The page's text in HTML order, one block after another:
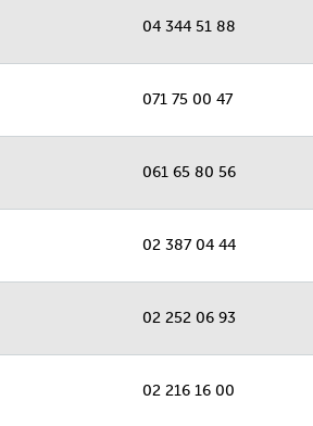
04 344 51 88
071 75 00 47
061 65 80 56
02 387 04 44
02 252 06 93
02 216 16 00